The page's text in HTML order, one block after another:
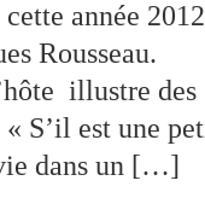
année
illustre
« S’il est une
dans un […]